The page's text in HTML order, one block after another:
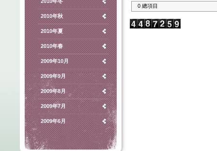
2010年秋
2010年夏
2010年春
2009年10月
2009年9月
2009年8月
2009年7月
2009年6月
0 總項目